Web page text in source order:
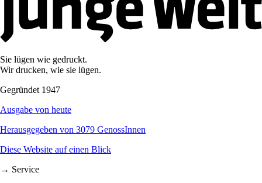
Sie lügen wie gedruckt.
Wir drucken, wie sie lügen.
Gegründet 1947
Ausgabe von heute
Herausgegeben von 3079 GenossInnen
Diese Website auf einen Blick
→ Service